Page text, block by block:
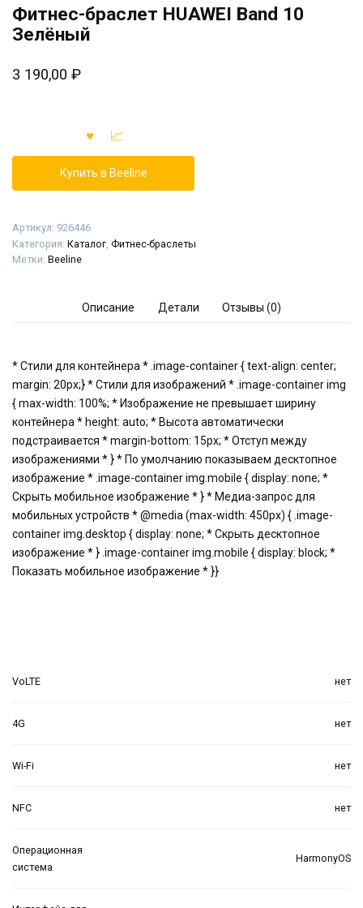
Фитнес-браслет HUAWEI Band 10
Зелёный
3 190,00 ₽
Купить в Beeline
Артикул: 926446
Категория: Каталог Фитнес-браслеты
Метки: Beeline
Описание Детали Отзывы (0)
* Стили для контейнера * .image-container { text-align: center;
margin: 20px;} * Стили для изображений * .image-container img
{ max-width: 100%; * Изображение не превышает ширину
контейнера * height: auto; * Высота автоматически
подстраивается * margin-bottom: 15px; * Отступ между
изображениями * } * По умолчанию показываем десктопное
изображение * .image-container img.mobile { display: none; *
Скрыть мобильное изображение * } * Медиа-запрос для
мобильных устройств * @media (max-width: 450px) { .image-
container img.desktop { display: none; * Скрыть десктопное
изображение * } .image-container img.mobile { display: block; *
Показать мобильное изображение * }}
VoLTE нет
4G нет
Wi-Fi нет
NFC нет
Операционная
система
HarmonyOS